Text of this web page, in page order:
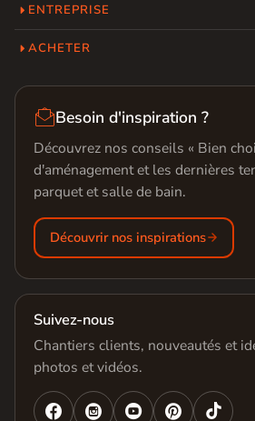
ENTREPRISE
ACHETER
Besoin d'inspiration ?
Découvrez nos conseils « Bien
d'aménagement et les dernières
parquet et salle de bain.
Découvrir nos inspirations
Suivez-nous
Chantiers clients, nouveautés et
photos et vidéos.
   